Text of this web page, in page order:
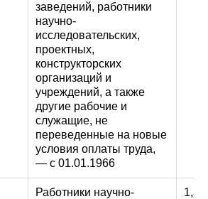
заведений, работники
научно-
исследовательских,
проектных,
конструкторских
организаций и
учреждений, а также
другие рабочие и
служащие, не
переведенные на новые
условия оплаты труда,
— с 01.01.1966
Работники научно-
1,3